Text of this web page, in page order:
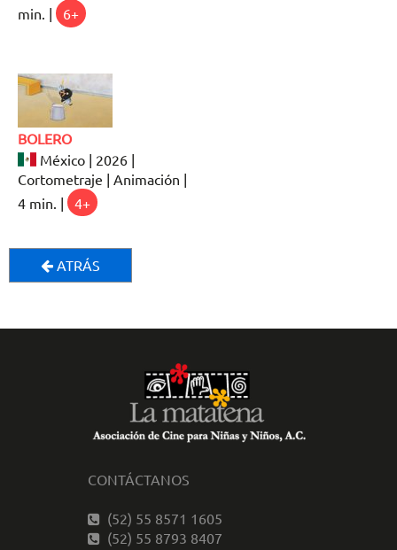
min. |
6+
BOLERO
México | 2026 |
Cortometraje | Animación |
4 min. |
4+
ATRÁS
CONTÁCTANOS
(52) 55 8571 1605
(52) 55 8793 8407